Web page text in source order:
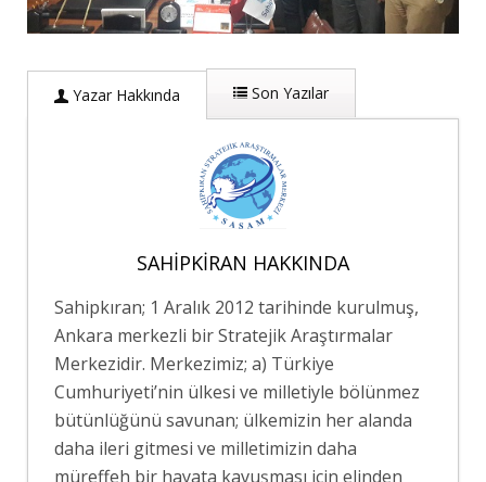
Yazar Hakkında Son Yazılar
SAHIPKIRAN HAKKINDA
Sahipkıran; 1 Aralık 2012 tarihinde kurulmuş,
Ankara merkezli bir Stratejik Araştırmalar
Merkezidir. Merkezimiz; a) Türkiye
Cumhuriyeti’nin ülkesi ve milletiyle bölünmez
bütünlüğünü savunan; ülkemizin her alanda
daha ileri gitmesi ve milletimizin daha
müreffeh bir hayata kavuşması için elinden